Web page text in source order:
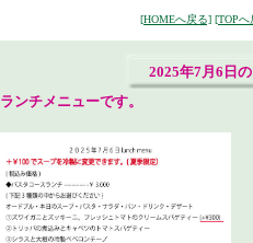
[HOMEへ戻る] [TOPへ
2025年7月6日
ランチメニューです。